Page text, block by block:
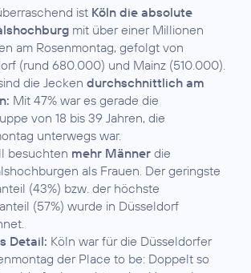
ist Köln die absolute
mit über einer Millionen
am Rosenmontag, gefolgt von
(rund 680.000) und Mainz (510.000).
die Jecken durchschnittlich am
Mit 47% war es gerade die
von 18 bis 39 Jahren, die
unterwegs war.
besuchten mehr Männer die
als Frauen. Der geringste
(43%) bzw. der höchste
(57%) wurde in Düsseldorf
Detail: Köln war für die Düsseldorfer
der Place to be: Doppelt so